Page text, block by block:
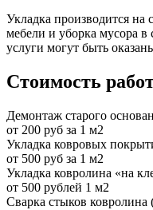
Укладка производится
мебели и уборка мусора
услуги могут быть
Стоимость
Демонтаж старого
от 200 руб за 1 м2
Укладка ковровых
от 500 руб за 1 м2
Укладка ковролина «на
от 500 рублей 1 м2
Сварка стыков ковролина